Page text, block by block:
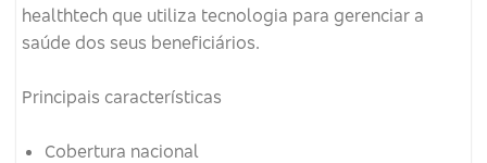
healthtech que utiliza tecnologia para gerenciar a
saúde dos seus beneficiários.
Principais características
Cobertura nacional